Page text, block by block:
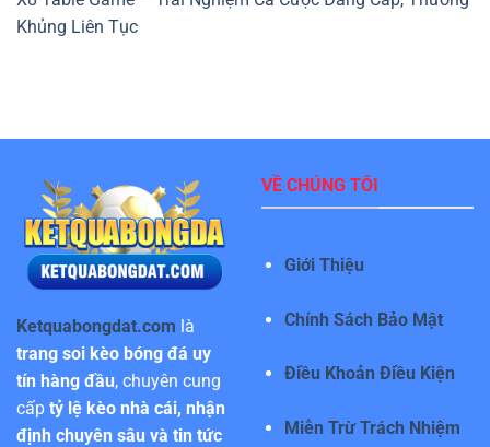
Khủng Liên Tục
Ketquabongdat.com là
trang soi kèo bóng đá uy
tín hàng đầu, chuyên cung
cấp tỷ lệ kèo nhà cái, nhận
định chuyên sâu và tin tức
VỀ CHÚNG TÔI
Giới Thiệu
Chính Sách Bảo Mật
Điều Khoản Điều Kiện
Miễn Trừ Trách Nhiệm